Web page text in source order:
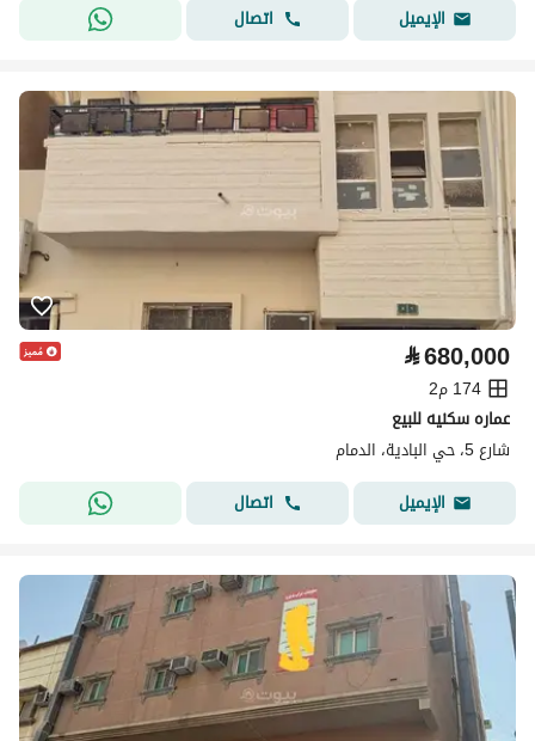
الإيميل
اتصال
⃁680,000
174 م2
عماره سكنيه للبيع
شارع 5، حي البادية، الدمام
الإيميل
اتصال